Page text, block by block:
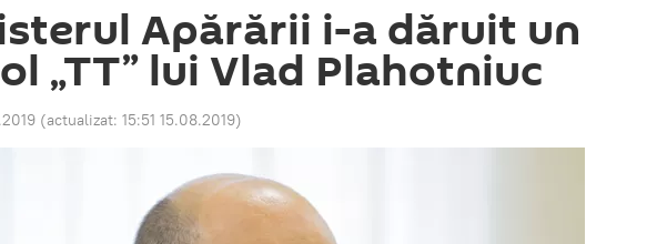
Apărării i-a dăruit un
„TT” lui Vlad Plahotniuc
(actualizat: 15:51 15.08.2019)